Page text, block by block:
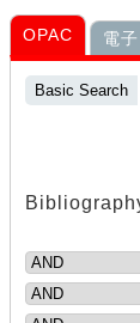
OPAC 電
Basic Search